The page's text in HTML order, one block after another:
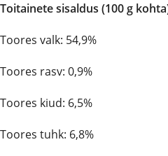
Toitainete sisaldus (100 g
Toores valk: 54,9%
Toores rasv: 0,9%
Toores kiud: 6,5%
Toores tuhk: 6,8%